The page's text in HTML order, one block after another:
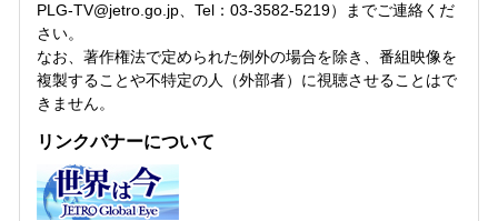
PLG-TV@jetro.go.jp、Tel：03-3582-5219）までご連絡くだ
さい。
なお、著作権法で定められた例外の場合を除き、番組映像を
複製することや不特定の人（外部者）に視聴させることはで
きません。
リンクバナーについて